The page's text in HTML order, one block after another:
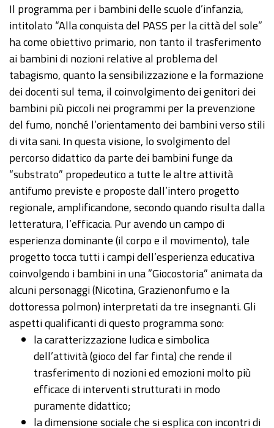
Il programma per i bambini delle scuole d’infanzia,
intitolato “Alla conquista del PASS per la città del sole”
ha come obiettivo primario, non tanto il trasferimento
ai bambini di nozioni relative al problema del
tabagismo, quanto la sensibilizzazione e la formazione
dei docenti sul tema, il coinvolgimento dei genitori dei
bambini più piccoli nei programmi per la prevenzione
del fumo, nonché l’orientamento dei bambini verso stili
di vita sani. In questa visione, lo svolgimento del
percorso didattico da parte dei bambini funge da
“substrato” propedeutico a tutte le altre attività
antifumo previste e proposte dall’intero progetto
regionale, amplificandone, secondo quando risulta dalla
letteratura, l’efficacia. Pur avendo un campo di
esperienza dominante (il corpo e il movimento), tale
progetto tocca tutti i campi dell’esperienza educativa
coinvolgendo i bambini in una ”Giocostoria” animata da
alcuni personaggi (Nicotina, Grazienonfumo e la
dottoressa polmon) interpretati da tre insegnanti. Gli
aspetti qualificanti di questo programma sono:
la caratterizzazione ludica e simbolica
dell’attività (gioco del far finta) che rende il
trasferimento di nozioni ed emozioni molto più
efficace di interventi strutturati in modo
puramente didattico;
la dimensione sociale che si esplica con incontri di